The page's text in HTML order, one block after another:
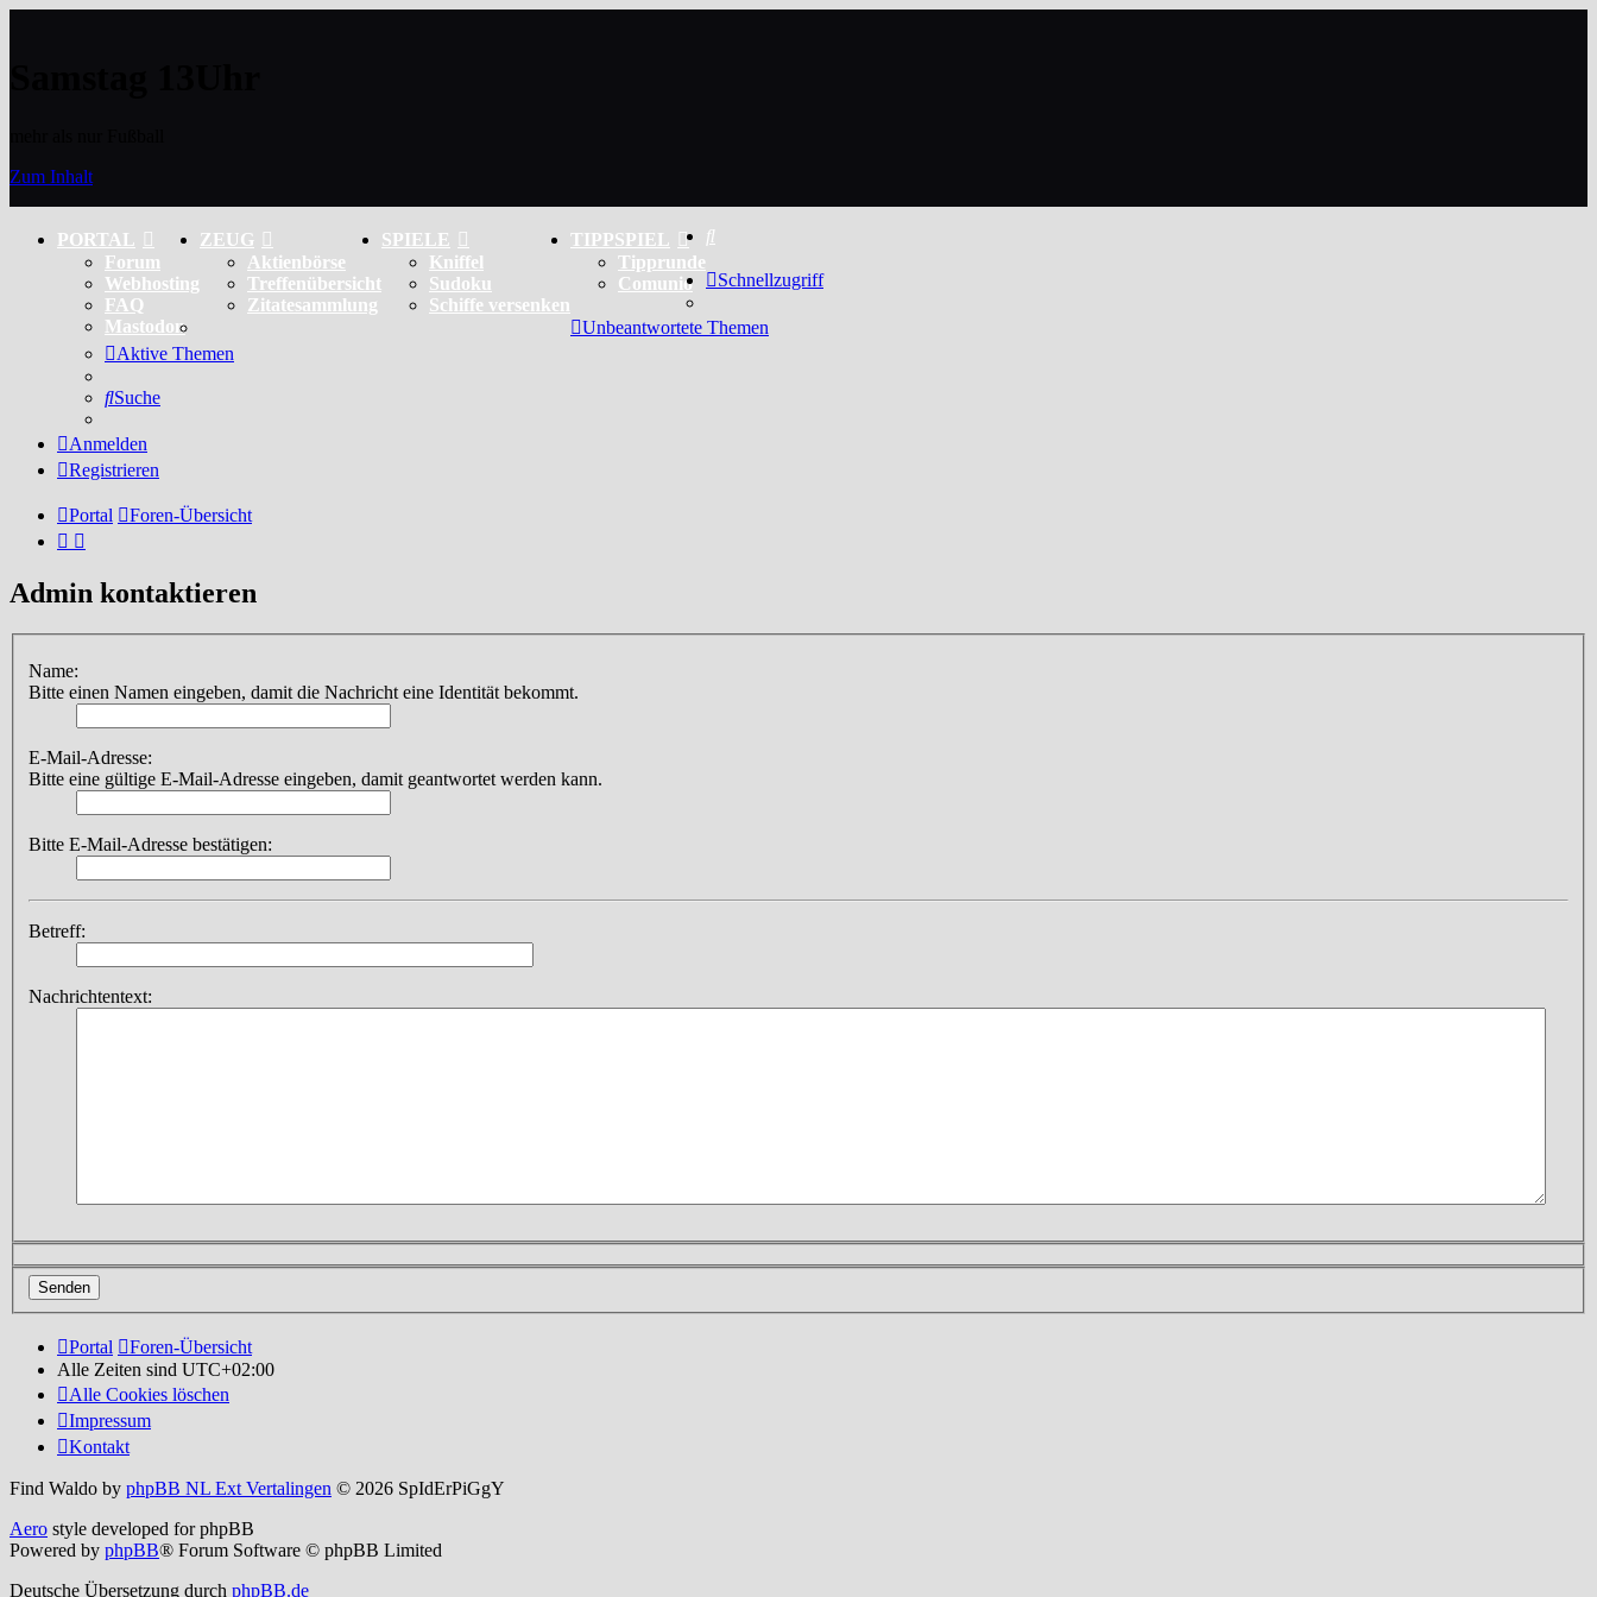
Zum Inhalt
PORTAL
Forum
Webhosting
FAQ
Mastodon
ZEUG
Aktienbörse
Treffenübersicht
Zitatesammlung
SPIELE
Kniffel
Sudoku
Schiffe versenken
TIPPSPIEL
Tipprunde
Comunio
Schnellzugriff
Unbeantwortete Themen
Aktive Themen
Suche
Anmelden
Registrieren
Portal Foren-Übersicht
Admin kontaktieren
Name:
Bitte einen Namen eingeben, damit die Nachricht eine Identität bekommt.
E-Mail-Adresse:
Bitte eine gültige E-Mail-Adresse eingeben, damit geantwortet werden kann.
Bitte E-Mail-Adresse bestätigen:
Betreff:
Nachrichtentext:
Portal
Foren-Übersicht
Alle Zeiten sind UTC+02:00
Alle Cookies löschen
Impressum
Kontakt
Find Waldo by phpBB NL Ext Vertalingen © 2026 SpIdErPiGgY
Aero style developed for phpBB
Powered by phpBB® Forum Software © phpBB Limited
Deutsche Übersetzung durch phpBB.de